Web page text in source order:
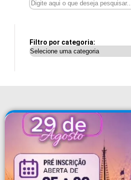
Filtro por categoria: